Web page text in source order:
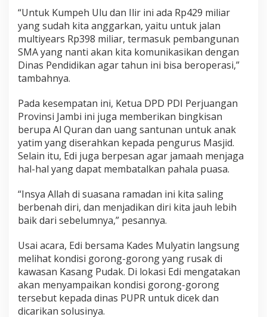
R
u
s
k
d
a
a
n
g
P
u
k
“Untuk Kumpeh Ulu dan Ilir ini ada Rp429 miliar
yang sudah kita anggarkan, yaitu untuk jalan
multiyears Rp398 miliar, termasuk pembangunan
SMA yang nanti akan kita komunikasikan dengan
Dinas Pendidikan agar tahun ini bisa beroperasi,”
tambahnya.
Pada kesempatan ini, Ketua DPD PDI Perjuangan
Provinsi Jambi ini juga memberikan bingkisan
berupa Al Quran dan uang santunan untuk anak
yatim yang diserahkan kepada pengurus Masjid.
Selain itu, Edi juga berpesan agar jamaah menjaga
hal-hal yang dapat membatalkan pahala puasa.
“Insya Allah di suasana ramadan ini kita saling
berbenah diri, dan menjadikan diri kita jauh lebih
baik dari sebelumnya,” pesannya.
Usai acara, Edi bersama Kades Mulyatin langsung
melihat kondisi gorong-gorong yang rusak di
kawasan Kasang Pudak. Di lokasi Edi mengatakan
akan menyampaikan kondisi gorong-gorong
tersebut kepada dinas PUPR untuk dicek dan
dicarikan solusinya.